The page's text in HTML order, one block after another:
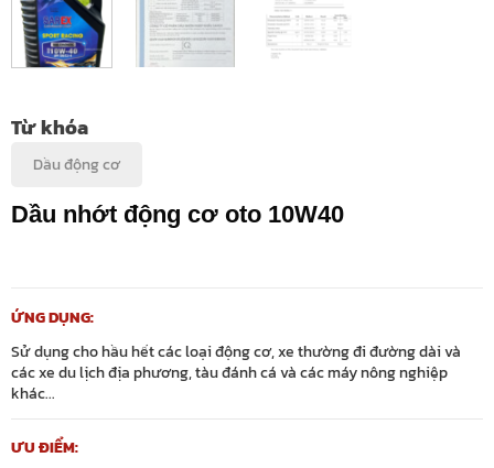
Từ khóa
Dầu động cơ
Dầu nhớt động cơ oto 10W40
ỨNG DỤNG:
Sử dụng cho hầu hết các loại động cơ, xe thường đi đường dài và
các xe du lịch địa phương, tàu đánh cá và các máy nông nghiệp
khác...
ƯU ĐIỂM: